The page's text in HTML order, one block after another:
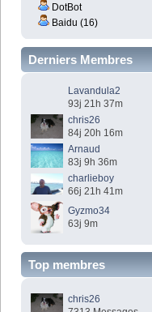
DotBot
Baidu (16)
Derniers Membres
Lavandula2
93j 21h 37m
chris26
84j 20h 16m
Arnaud
83j 9h 36m
charlieboy
66j 21h 41m
Gyzmo34
63j 9m
Top membres
chris26